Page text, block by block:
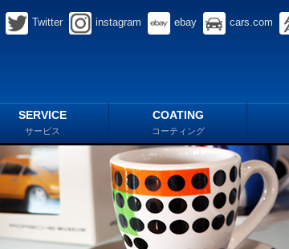
Twitter instagram ebay cars.com
SERVICE
サービス
COATING
コーティング